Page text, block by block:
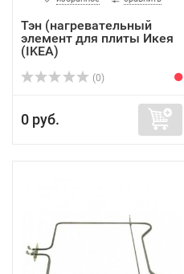
Тэн (нагревательный
элемент для плиты Икея
(IKEA)
(0)
0 руб.